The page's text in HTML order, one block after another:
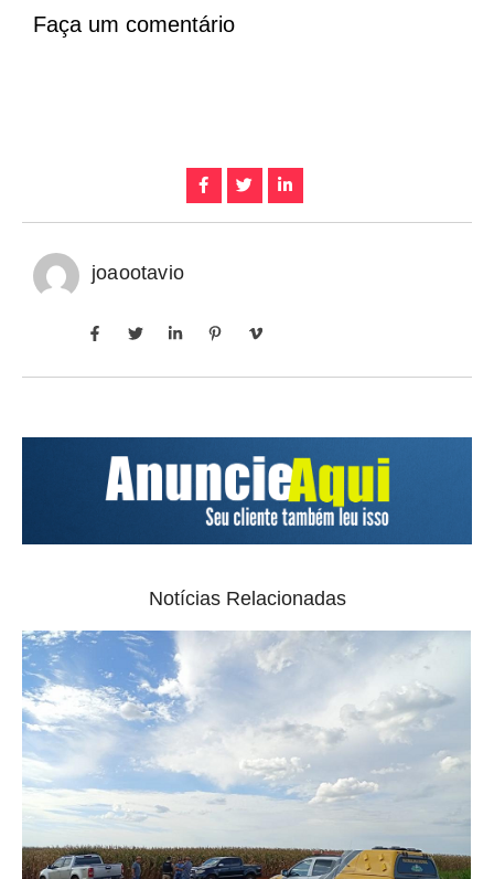
Faça um comentário
joaootavio
Notícias Relacionadas